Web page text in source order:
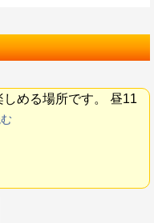
める場所です。 昼11